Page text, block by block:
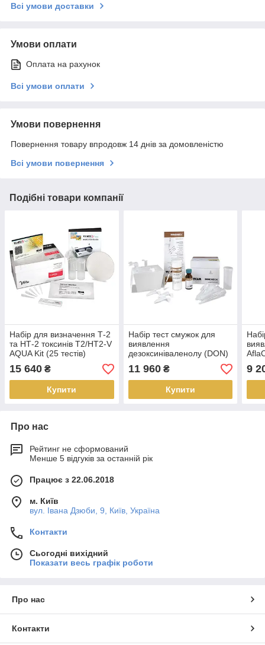
Всі умови доставки
Умови оплати
Оплата на рахунок
Всі умови оплати
Умови повернення
Повернення товару впродовж 14 днів за домовленістю
Всі умови повернення
Подібні товари компанії
Набір для визначення Т-2
та НТ-2 токсинів T2/HT2-V
AQUA Kit (25 тестів)
15 640 ₴
Купити
Набір тест смужок для
виявлення
дезоксиніваленолу (DON)
DONCheck Kit (25 Tests)
11 960₴
Купити
9
Про нас
Рейтинг не сформований
Менше 5 відгуків за останній рік
Працює з 22.06.2018
м. Київ
вул. Івана Дзюби, 9, Київ, Україна
Контакти
Сьогодні вихідний
Показати весь графік роботи
Про нас
Контакти